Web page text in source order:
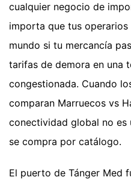
cualquier negocio de
importa que tus
mundo si tu mercancía
tarifas de demora en una
congestionada. Cuando
comparan Marruecos vs
conectividad global no es
se compra por catálogo.
El puerto de Tánger Med